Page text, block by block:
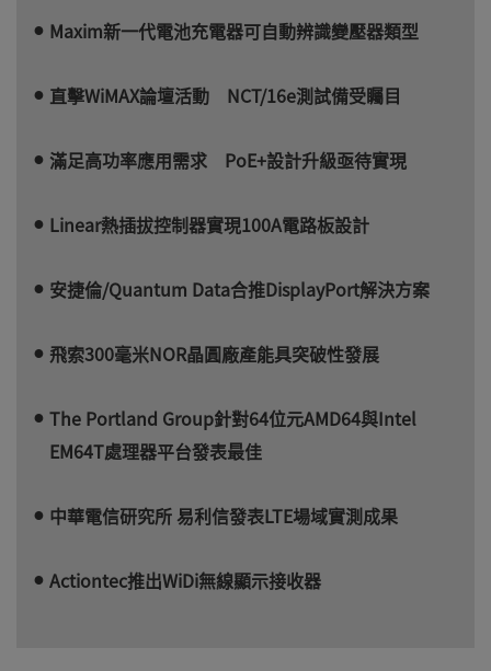
Maxim新一代電池充電器可自動辨識變壓器類型
直擊WiMAX論壇活動 NCT/16e測試備受矚目
滿足高功率應用需求 PoE+設計升級亟待實現
Linear熱插拔控制器實現100A電路板設計
安捷倫/Quantum Data合推DisplayPort解決方案
飛索300毫米NOR晶圓廠產能具突破性發展
The Portland Group針對64位元AMD64與Intel
EM64T處理器平台發表最佳
中華電信研究所 易利信發表LTE場域實測成果
Actiontec推出WiDi無線顯示接收器